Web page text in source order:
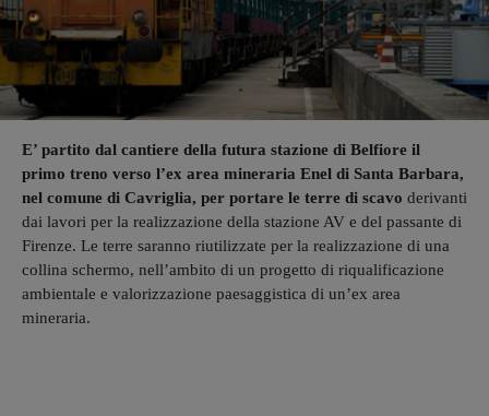
E’ partito dal cantiere della futura stazione di Belfiore il
primo treno verso l’ex area mineraria Enel di Santa Barbara,
nel comune di Cavriglia, per portare le terre di scavo derivanti
dai lavori per la realizzazione della stazione AV e del passante di
Firenze. Le terre saranno riutilizzate per la realizzazione di una
collina schermo, nell’ambito di un progetto di riqualificazione
ambientale e valorizzazione paesaggistica di un’ex area
mineraria.